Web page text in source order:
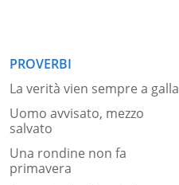
PROVERBI
La verità vien sempre a galla
Uomo avvisato, mezzo
salvato
Una rondine non fa
primavera